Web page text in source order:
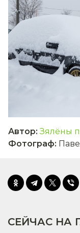
Автор: Зялёны
Фотограф:
СЕЙЧАС НА